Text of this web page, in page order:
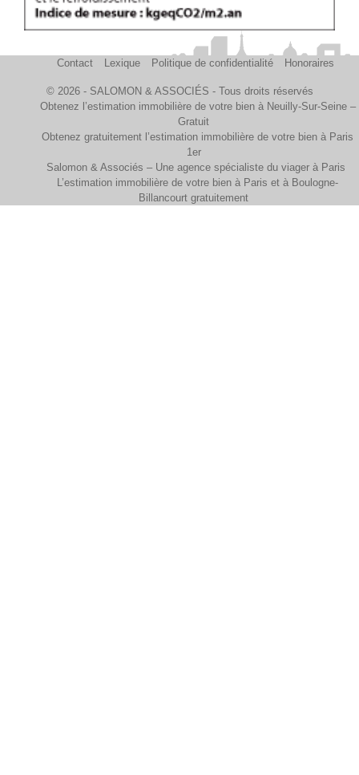
Contact Lexique Politique de confidentialité Honoraires
© 2026 - SALOMON & ASSOCIÉS - Tous droits réservés
Obtenez l’estimation immobilière de votre bien à Neuilly-Sur-Seine –
Gratuit
Obtenez gratuitement l’estimation immobilière de votre bien à Paris
1er
Salomon & Associés – Une agence spécialiste du viager à Paris
L’estimation immobilière de votre bien à Paris et à Boulogne-
Billancourt gratuitement